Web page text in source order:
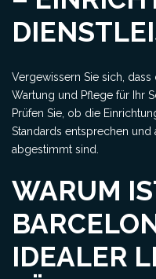
Vergewissern Sie sich,
Wartung und Pflege für Ihr
Prüfen Sie, ob die
Standards entsprechen und
abgestimmt sind.
WARUM
IDEALER